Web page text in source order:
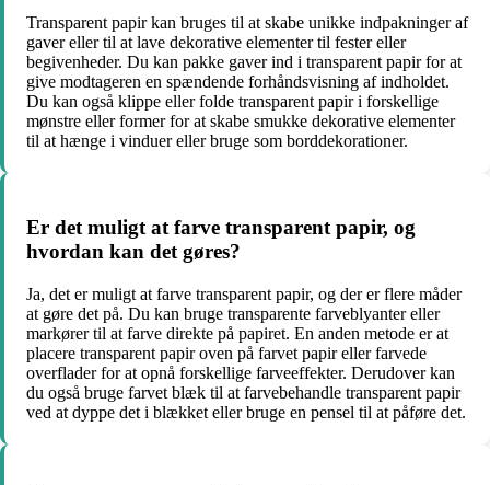
Transparent papir kan bruges til at skabe unikke indpakninger af
gaver eller til at lave dekorative elementer til fester eller
begivenheder. Du kan pakke gaver ind i transparent papir for at
give modtageren en spændende forhåndsvisning af indholdet.
Du kan også klippe eller folde transparent papir i forskellige
mønstre eller former for at skabe smukke dekorative elementer
til at hænge i vinduer eller bruge som borddekorationer.
Er det muligt at farve transparent papir, og
hvordan kan det gøres?
Ja, det er muligt at farve transparent papir, og der er flere måder
at gøre det på. Du kan bruge transparente farveblyanter eller
markører til at farve direkte på papiret. En anden metode er at
placere transparent papir oven på farvet papir eller farvede
overflader for at opnå forskellige farveeffekter. Derudover kan
du også bruge farvet blæk til at farvebehandle transparent papir
ved at dyppe det i blækket eller bruge en pensel til at påføre det.